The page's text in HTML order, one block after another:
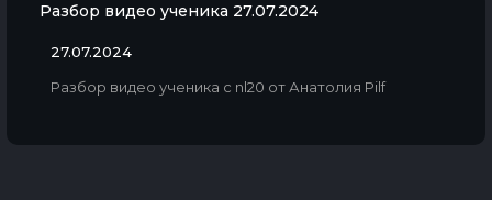
Разбор видео ученика 27.07.2024
27.07.2024
Разбор видео ученика с nl20 от Анатолия Pilf